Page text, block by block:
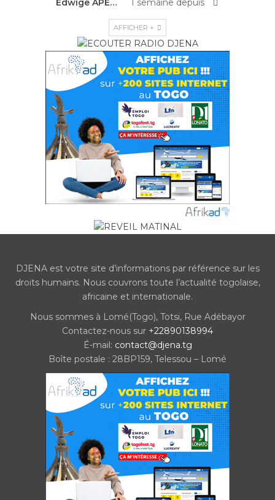
Edwige APEDO
1 semaine depuis
AFFICHER +
DJENA est votre site d’informations par référence sur les
droits humains. Nous couvrons toute l’actualité togolaise,
africaine et internationale.
Nous sommes à Lomé(Togo), Totsi, Rue Adébayor
Contactez-nous sur +22890138994
É-mail: contact@djena.tg
Boîte postale : 28BP159, Telessou – Lomé